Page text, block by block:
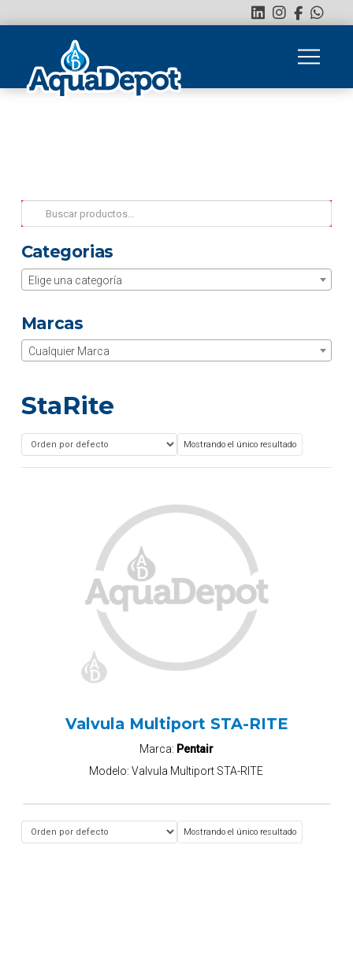
Buscar
por:
Categorias
Elige una categoría
Marcas
Cualquier Marca
StaRite
Mostrando el único resultado
Valvula Multiport STA-RITE
Marca: Pentair
Modelo:Valvula Multiport STA-RITE
Mostrando el único resultado